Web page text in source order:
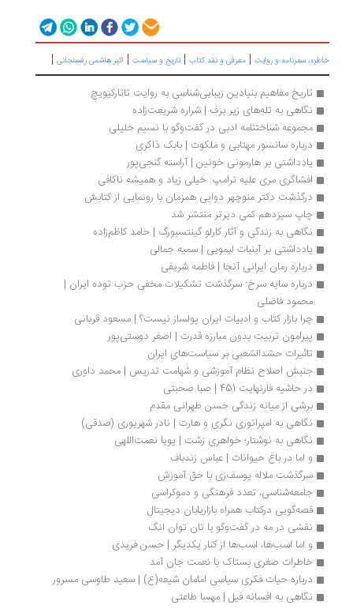
سفرنامه‌ و روایت|معرفی و نقد کتاب|تاریخ و سیاست |اکبر هاشمی رفسنجانی|
تاریخ مفاهیم بنیادین زیبایی‌شناسی به روایت تاتارکیویچ
نگاهی به تله‌های زیر برف | شراره شریعت‌زاده
مجموعه شناختنامه ادبی در گفت‌وگو با نسیم خلیلی
درباره سانسور مهتابی و ملکوت | بابک ذاکری
یادداشتی بر هارمونی خونین | آراسته گنجی‌پور
افشاگری مری علیه ترامپ: خیلی زیاد و همیشه ناکافی
درگذشت دکتر منوچهر دوایی همزمان با رونمایی از کتابش
چاپ سیزدهم کمی دیرتر منتشر شد
نگاهی به زندگی و آثار کارلو گینتسبورگ | حامد کاظم‌زاده
یادداشتی بر آبنبات لیمویی | سمیه جمالی
درباره رمان ایرانی آنجا | فاطمه شریفی
درباره سایه سرخ: سرگذشت تشکیلات مخفی حزب توده ایران |
محمود فاضلی
چرا بازار کتاب و ادبیات ایران پولساز نیست؟ | مسعود قربانی
پیرامون تربیت بدون مبارزه قدرت | اصغر دوستی‌پور
تاثیرات حشدالشعبی بر سیاست‌های ایران
جنبش اصلاح نظام آموزشی و شهامت تدریس | محمد داوری
در حاشیه فارنهایت 451 | صبا صحبتی
برشی از میانه زندگی حسن طهرانی مقدم
نگاهی به امپراتوری نگری و هارت | نادر شهریوری (صدقی)
نگاهی به نوشتار؛ خواهری زشت | پویا نعمت‌‌اللهی
و اما در باغ حیوانات | عباس زندباف
سرگذشت ملاله یوسف‌زی با حق آموزش
جامعه‌شناسی، تعدد فرهنگی و دموکراسی
قصه‌گویی درکتاب همراه بازاریابان دیجیتال
نقشی در مه در گفت‌وگو با تان توان انگ
و اما اسب‌ها، اسب‌ها از کنار یکدیگر | حسن فریدی
خاطرات صغری بستاک با نعمت جان آمد
درباره حیات فکری سیاسی امامان شیعه(ع) | سعید طاوسی مسرور
نگاهی به افسانه فیل | مهسا طاعتی